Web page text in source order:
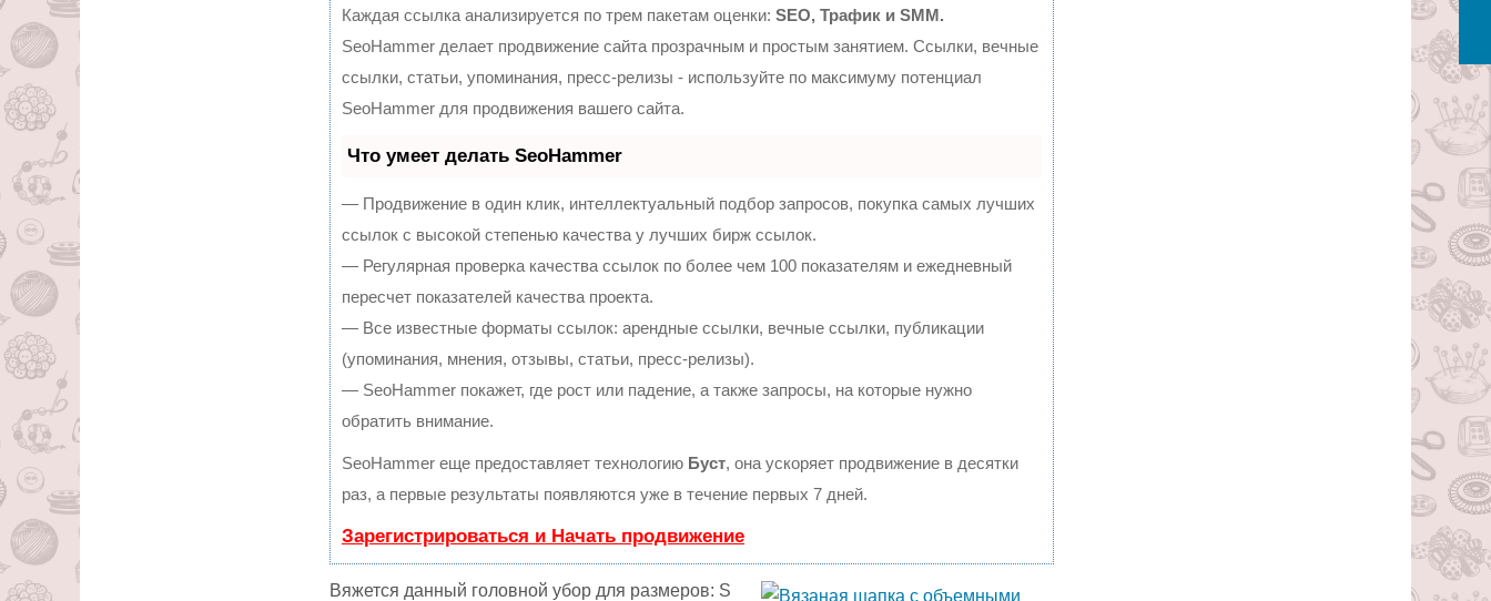
Каждая ссылка анализируется по трем пакетам оценки: SEO, Трафик и SMM.
SeoHammer делает продвижение сайта прозрачным и простым занятием. Ссылки, вечные
ссылки, статьи, упоминания, пресс-релизы - используйте по максимуму потенциал
SeoHammer для продвижения вашего сайта.
Что умеет делать SeoHammer
— Продвижение в один клик, интеллектуальный подбор запросов, покупка самых лучших
ссылок с высокой степенью качества у лучших бирж ссылок.
— Регулярная проверка качества ссылок по более чем 100 показателям и ежедневный
пересчет показателей качества проекта.
— Все известные форматы ссылок: арендные ссылки, вечные ссылки, публикации
(упоминания, мнения, отзывы, статьи, пресс-релизы).
— SeoHammer покажет, где рост или падение, а также запросы, на которые нужно
обратить внимание.
SeoHammer еще предоставляет технологию Буст, она ускоряет продвижение в десятки
раз, а первые результаты появляются уже в течение первых 7 дней.
Зарегистрироваться и Начать продвижение
Вяжется данный головной убор для размеров: S